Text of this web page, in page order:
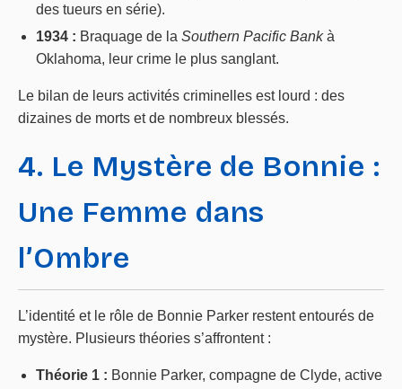
des tueurs en série).
1934 : Braquage de la Southern Pacific Bankà
Oklahoma, leur crime le plus sanglant.
Le bilan de leurs activités criminelles est lourd : des
dizaines de morts et de nombreux blessés.
4. Le Mystère de Bonnie :
Une Femme dans
l’Ombre
L’identité et le rôle de Bonnie Parker restent entourés de
mystère. Plusieurs théories s’affrontent :
Théorie 1 : Bonnie Parker, compagne de Clyde, active